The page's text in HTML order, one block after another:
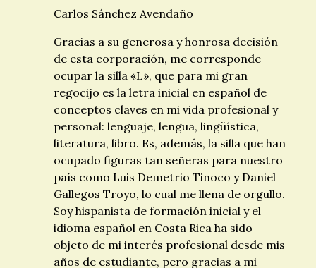
Carlos Sánchez Avendaño
Gracias a su generosa y honrosa decisión
de esta corporación, me corresponde
ocupar la silla «L», que para mi gran
regocijo es la letra inicial en español de
conceptos claves en mi vida profesional y
personal: lenguaje, lengua, lingüística,
literatura, libro. Es, además, la silla que han
ocupado figuras tan señeras para nuestro
país como Luis Demetrio Tinoco y Daniel
Gallegos Troyo, lo cual me llena de orgullo.
Soy hispanista de formación inicial y el
idioma español en Costa Rica ha sido
objeto de mi interés profesional desde mis
años de estudiante, pero gracias a mi